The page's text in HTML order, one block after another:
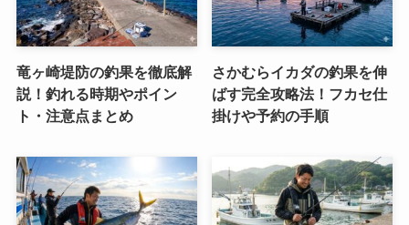
竜ヶ崎堤防の釣果を徹底解
説！釣れる時期やポイン
ト・注意点まとめ
さかむらイカダの釣果を伸
ばす完全攻略法！フカセ仕
掛けや予約の手順